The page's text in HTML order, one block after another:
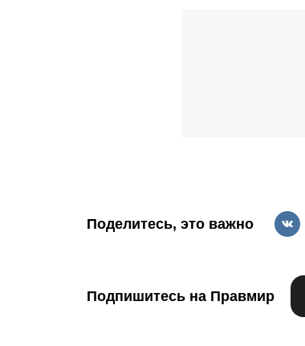
Поделитесь, это важно
Подпишитесь на Правмир